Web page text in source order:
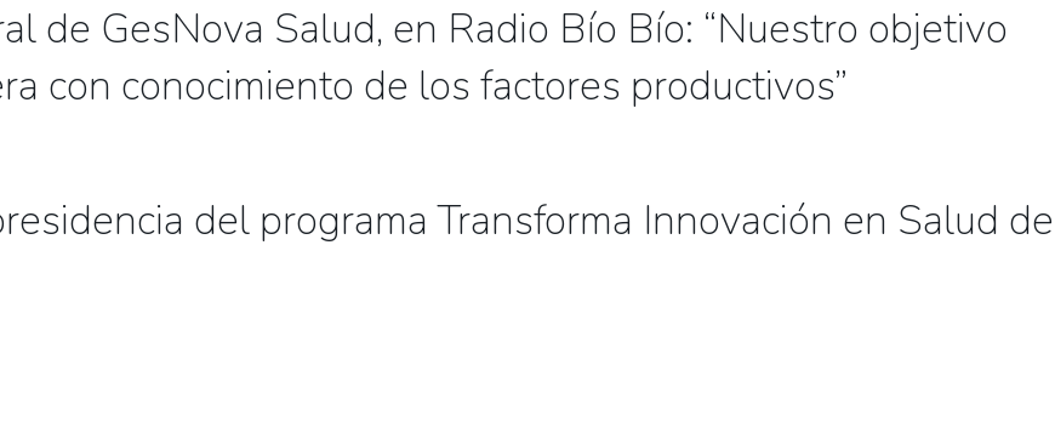
de GesNova Salud, en Radio Bío Bío: “Nuestro objetivo
con conocimiento de los factores productivos”
del programa Transforma Innovación en Salud de